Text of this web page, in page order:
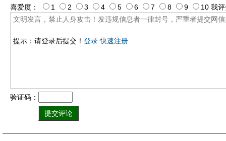
提示：请登录后提交！ 登录 快速注册
喜爱度： 1 2 3 4 5 6 7 8 9 10 我评
验证码：